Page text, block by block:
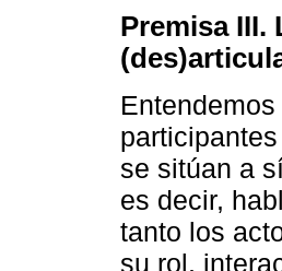
Premisa III.
se sitúan a
es decir,
tanto los
su rol,